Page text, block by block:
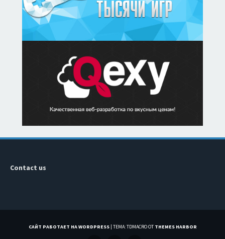
Contact us
САЙТ РАБОТАЕТ НА WORDPRESS | ТЕМА: TDMACRO ОТ THEMES HARBOR